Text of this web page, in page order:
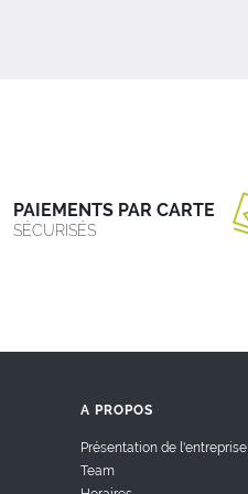
PAIEMENTS PAR CARTE
SÉCURISÉS
A PROPOS
Présentation de l'entreprise
Team